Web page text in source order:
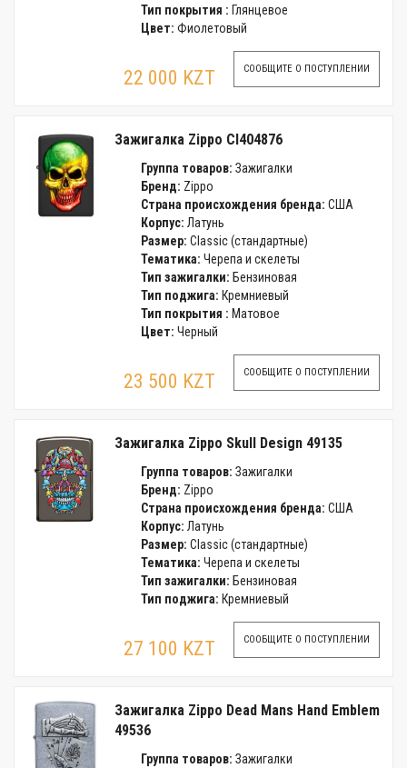
Тип покрытия : Глянцевое
Цвет: Фиолетовый
22 000 KZT СООБЩИТЕ О ПОСТУПЛЕНИИ
Зажигалка Zippo CI404876
Группа товаров: Зажигалки
Бренд: Zippo
Страна происхождения бренда: США
Корпус: Латунь
Размер: Classic (стандартные)
Тематика: Черепа и скелеты
Тип зажигалки: Бензиновая
Тип поджига: Кремниевый
Тип покрытия : Матовое
Цвет: Черный
23 500 KZT СООБЩИТЕ О ПОСТУПЛЕНИИ
Зажигалка Zippo Skull Design 49135
Группа товаров: Зажигалки
Бренд: Zippo
Страна происхождения бренда: США
Корпус: Латунь
Размер: Classic (стандартные)
Тематика: Черепа и скелеты
Тип зажигалки: Бензиновая
Тип поджига: Кремниевый
27 100 KZT СООБЩИТЕ О ПОСТУПЛЕНИИ
Зажигалка Zippo Dead Mans Hand Emblem
49536
Группа товаров: Зажигалки